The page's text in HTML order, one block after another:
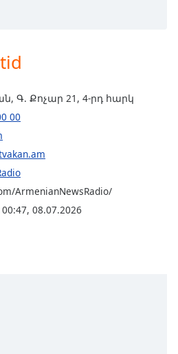
Գ. Քոչար 21, 4-րդ հարկ
00
ArmenianNewsRadio/
00:47, 08.07.2026